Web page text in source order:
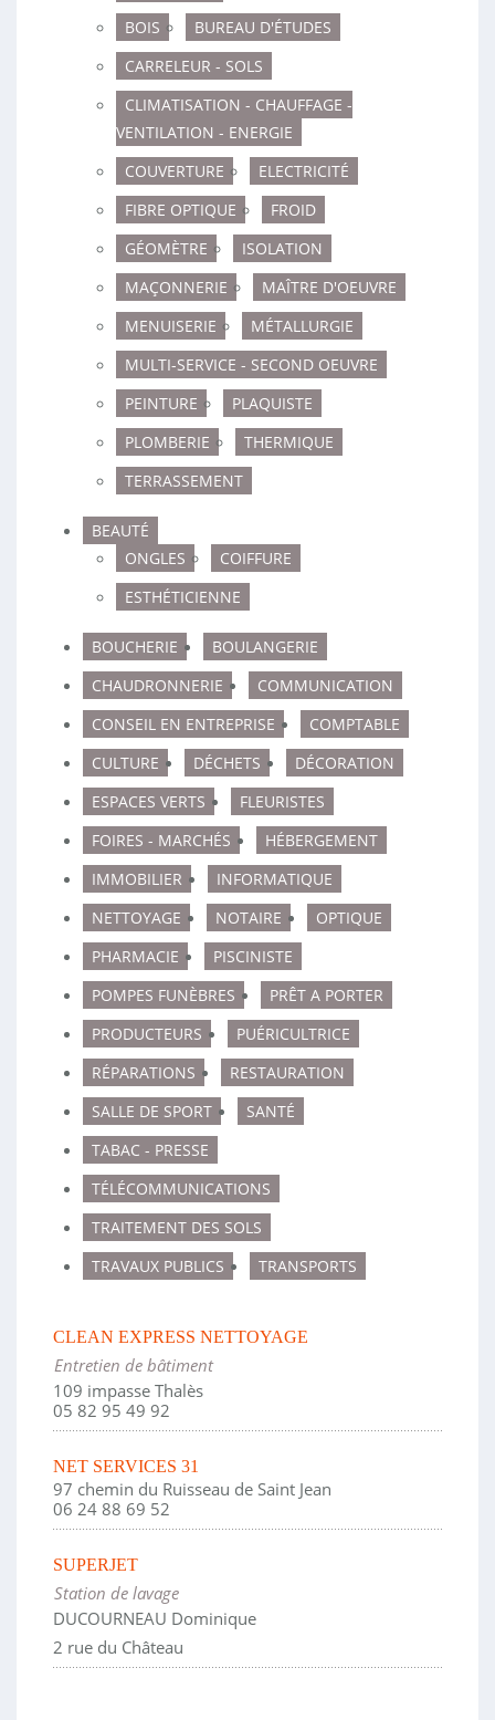
BOIS
BUREAU D'ÉTUDES
CARRELEUR - SOLS
CLIMATISATION - CHAUFFAGE -
VENTILATION - ENERGIE
COUVERTURE
ELECTRICITÉ
FIBRE OPTIQUE
FROID
GÉOMÈTRE
ISOLATION
MAÇONNERIE
MAÎTRE D'OEUVRE
MENUISERIE
MÉTALLURGIE
MULTI-SERVICE - SECOND OEUVRE
PEINTURE
PLAQUISTE
PLOMBERIE
THERMIQUE
TERRASSEMENT
BEAUTÉ
ONGLES
COIFFURE
ESTHÉTICIENNE
BOUCHERIE
BOULANGERIE
CHAUDRONNERIE
COMMUNICATION
CONSEIL EN ENTREPRISE
COMPTABLE
CULTURE
DÉCHETS
DÉCORATION
ESPACES VERTS
FLEURISTES
FOIRES - MARCHÉS
HÉBERGEMENT
IMMOBILIER
INFORMATIQUE
NETTOYAGE
NOTAIRE
OPTIQUE
PHARMACIE
PISCINISTE
POMPES FUNÈBRES
PRÊT A PORTER
PRODUCTEURS
PUÉRICULTRICE
RÉPARATIONS
RESTAURATION
SALLE DE SPORT
SANTÉ
TABAC - PRESSE
TÉLÉCOMMUNICATIONS
TRAITEMENT DES SOLS
TRAVAUX PUBLICS
TRANSPORTS
CLEAN EXPRESS NETTOYAGE
Entretien de bâtiment
109 impasse Thalès
05 82 95 49 92
NET SERVICES 31
97 chemin du Ruisseau de Saint Jean
06 24 88 69 52
SUPERJET
Station de lavage
DUCOURNEAU Dominique
2 rue du Château